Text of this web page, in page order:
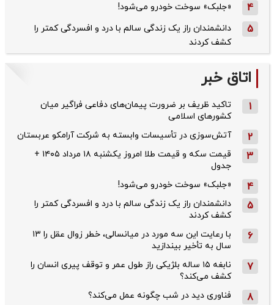
4 «جلبک» سوخت خودرو می‌شود!
5
دانشمندان راز یک زندگی سالم با درد و افسردگی کمتر را
کشف کردند
اتاق خبر
1
تاکید ظریف بر ضرورت پیمان‌های دفاعی فراگیر میان
کشورهای اسلامی
2 آتش‌سوزی در تأسیسات وابسته به شرکت آرامکو عربستان
3
قیمت سکه و قیمت طلا امروز یکشنبه ۱۸ مرداد ۱۴۰۵ +
جدول
4 «جلبک» سوخت خودرو می‌شود!
5
دانشمندان راز یک زندگی سالم با درد و افسردگی کمتر را
کشف کردند
6
با رعایت این سه مورد در میانسالی، خطر زوال عقل را ۱۳
سال به تأخیر بیندازید
7
نابغه ۱۵ ساله بلژیکی راز طول عمر و توقف پیری انسان را
کشف می‌کند؟
8 فناوری دید در شب چگونه عمل می‌کند؟